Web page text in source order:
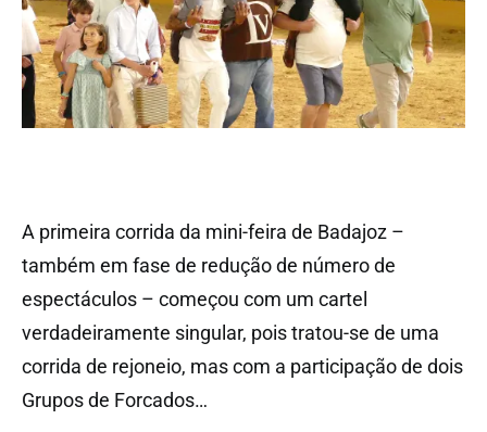
A primeira corrida da mini-feira de Badajoz –
também em fase de redução de número de
espectáculos – começou com um cartel
verdadeiramente singular, pois tratou-se de uma
corrida de rejoneio, mas com a participação de dois
Grupos de Forcados…